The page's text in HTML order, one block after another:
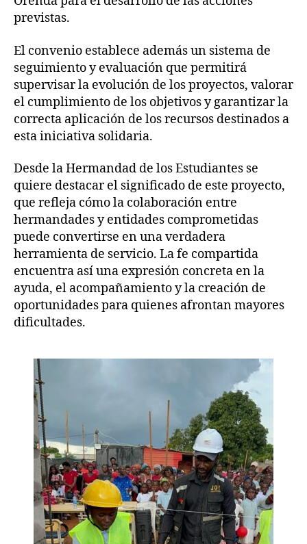
previstas.
El convenio establece además un sistema de
seguimiento y evaluación que permitirá
supervisar la evolución de los proyectos, valorar
el cumplimiento de los objetivos y garantizar la
correcta aplicación de los recursos destinados a
esta iniciativa solidaria.
Desde la Hermandad de los Estudiantes se
quiere destacar el significado de este proyecto,
que refleja cómo la colaboración entre
hermandades y entidades comprometidas
puede convertirse en una verdadera
herramienta de servicio. La fe compartida
encuentra así una expresión concreta en la
ayuda, el acompañamiento y la creación de
oportunidades para quienes afrontan mayores
dificultades.